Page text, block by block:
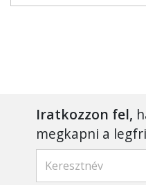
Iratkozzon fel,
megkapni a